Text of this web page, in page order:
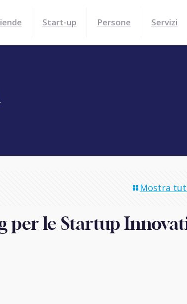
Start-up Persone Servizi
Mostra
per le Startup